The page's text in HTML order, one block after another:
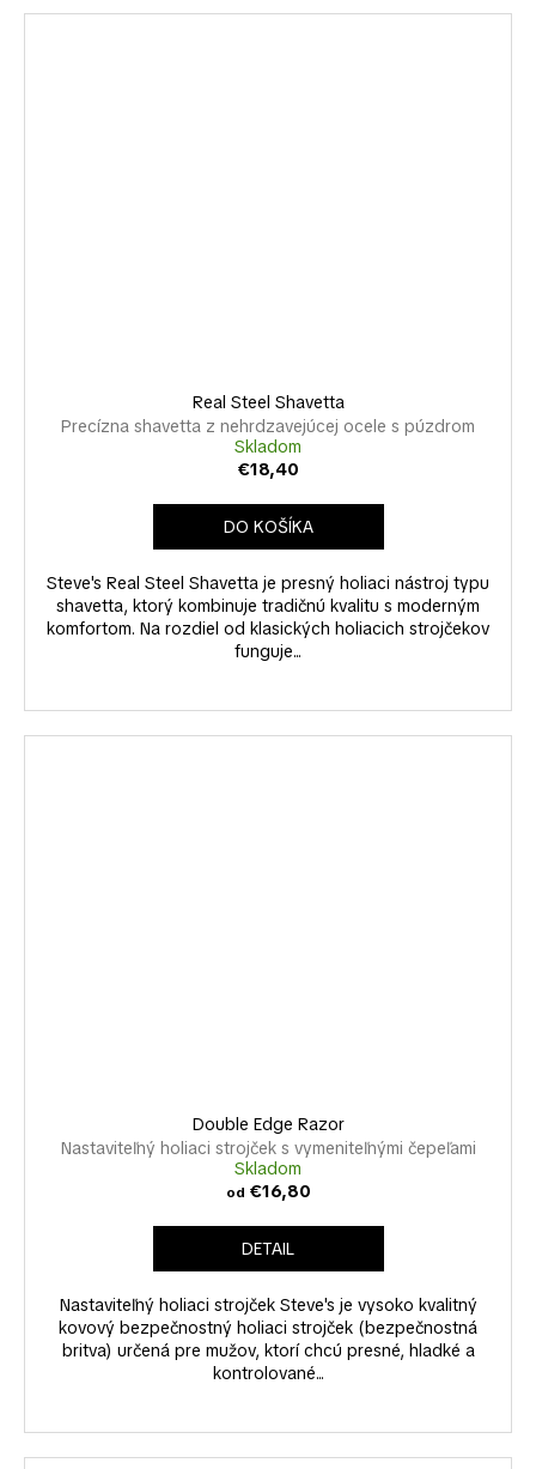
Real Steel Shavetta
Precízna shavetta z nehrdzavejúcej ocele s púzdrom
Skladom
€18,40
DO KOŠÍKA
Steve's Real Steel Shavetta je presný holiaci nástroj typu
shavetta, ktorý kombinuje tradičnú kvalitu s moderným
komfortom. Na rozdiel od klasických holiacich strojčekov
funguje...
Double Edge Razor
Nastaviteľný holiaci strojček s vymeniteľnými čepeľami
Skladom
od €16,80
DETAIL
Nastaviteľný holiaci strojček Steve's je vysoko kvalitný
kovový bezpečnostný holiaci strojček (bezpečnostná
britva) určená pre mužov, ktorí chcú presné, hladké a
kontrolované...